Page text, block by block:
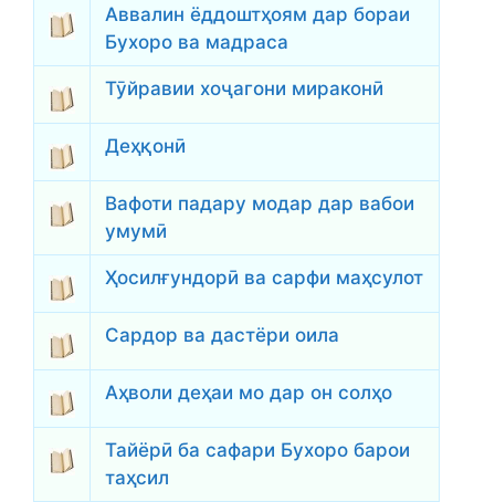
Аввалин ёддоштҳоям дар бораи
Бухоро ва мадраса
Тӯйравии хоҷагони мираконӣ
Деҳқонӣ
Вафоти падару модар дар вабои
умумӣ
Ҳосилғундорӣ ва сарфи маҳсулот
Сардор ва дастёри оила
Аҳволи деҳаи мо дар он солҳо
Тайёрӣ ба сафари Бухоро барои
таҳсил